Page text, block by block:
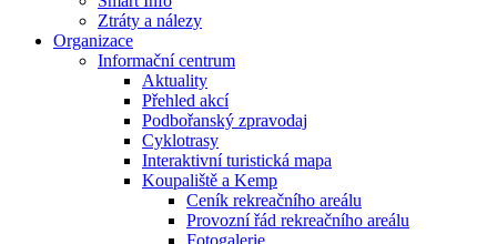
Ztráty a nálezy
Organizace
Informační centrum
Aktuality
Přehled akcí
Podbořanský zpravodaj
Cyklotrasy
Interaktivní turistická mapa
Koupaliště a Kemp
Ceník rekreačního areálu
Provozní řád rekreačního areálu
Fotogalerie